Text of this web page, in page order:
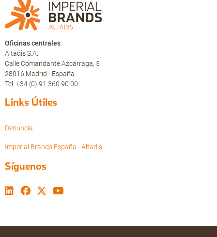
Oficinas centrales
Altadis S.A.
Calle Comandante Azcárraga, 5
28016 Madrid - España
Tel: +34 (0) 91 360 90 00
Links Útiles
Denuncia
Imperial Brands España - Altadis
Síguenos